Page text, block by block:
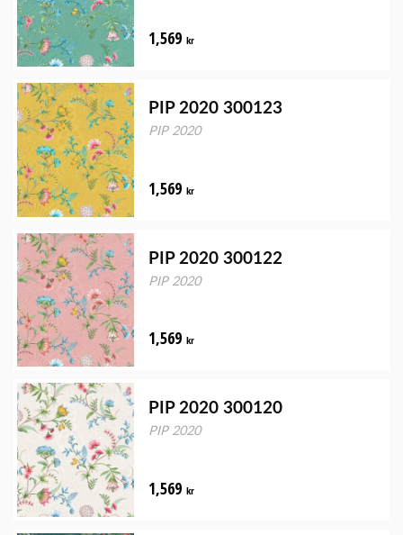
1,569 kr
PIP 2020 300123
PIP 2020
1,569 kr
PIP 2020 300122
PIP 2020
1,569 kr
PIP 2020 300120
PIP 2020
1,569 kr